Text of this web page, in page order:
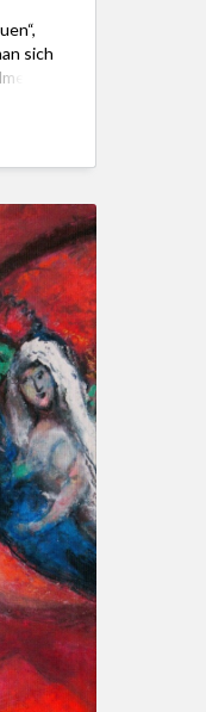
sich